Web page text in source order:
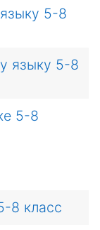
5-8
языку 5-8
5-8
8 класс